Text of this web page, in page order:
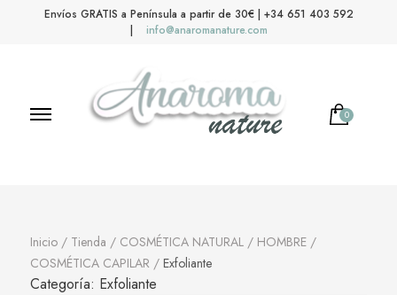
Envíos GRATIS a Península a partir de 30€ | +34 651 403 592
|
info@anaromanature.com
0
Inicio / Tienda / COSMÉTICA NATURAL / HOMBRE /
COSMÉTICA CAPILAR / Exfoliante
Categoría: Exfoliante